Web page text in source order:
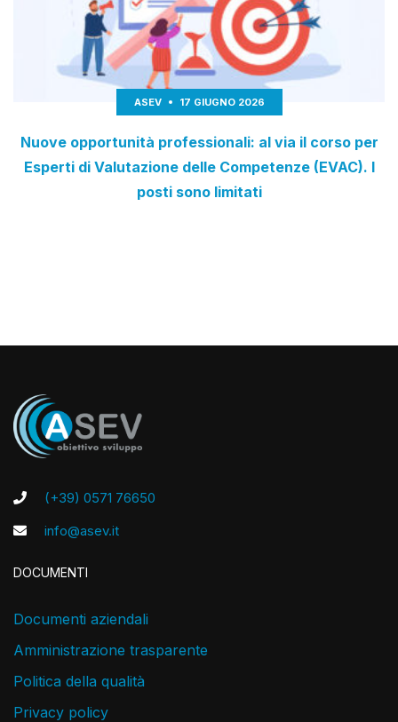
ASEV 17 GIUGNO 2026
Nuove opportunità professionali: al via il corso per
Esperti di Valutazione delle Competenze (EVAC). I
posti sono limitati
(+39) 0571 76650
info@asev.it
DOCUMENTI
Documenti aziendali
Amministrazione trasparente
Politica della qualità
Privacy policy